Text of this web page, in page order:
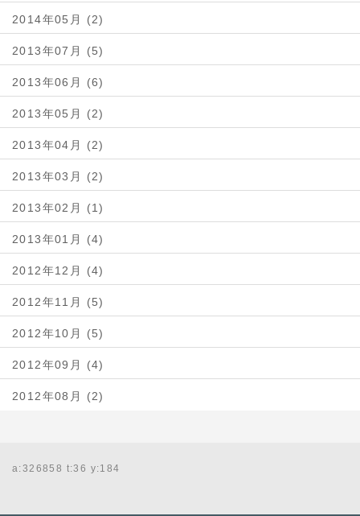
2014年05月 (2)
2013年07月 (5)
2013年06月 (6)
2013年05月 (2)
2013年04月 (2)
2013年03月 (2)
2013年02月 (1)
2013年01月 (4)
2012年12月 (4)
2012年11月 (5)
2012年10月 (5)
2012年09月 (4)
2012年08月 (2)
a:326858 t:36 y:184